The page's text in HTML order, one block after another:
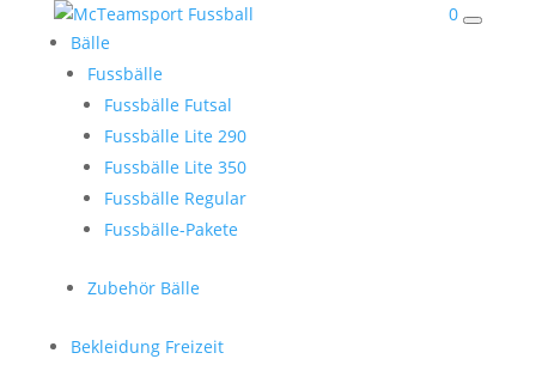
0
Bälle
Fussbälle
Fussbälle Futsal
Fussbälle Lite 290
Fussbälle Lite 350
Fussbälle Regular
Fussbälle-Pakete
Zubehör Bälle
Bekleidung Freizeit